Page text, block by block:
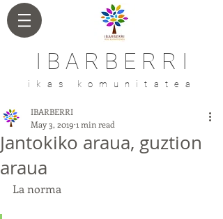
I B A R B E R R I
ikas komunitatea
Jantokiko araua, guztion
araua
IBARBERRI
May 3, 2019 1 min read
La norma